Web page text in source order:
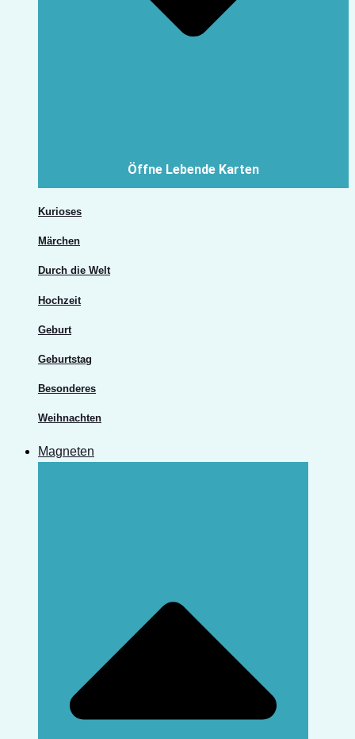
Öffne Lebende Karten
Kurioses
Märchen
Durch die Welt
Hochzeit
Geburt
Geburtstag
Besonderes
Weihnachten
Magneten